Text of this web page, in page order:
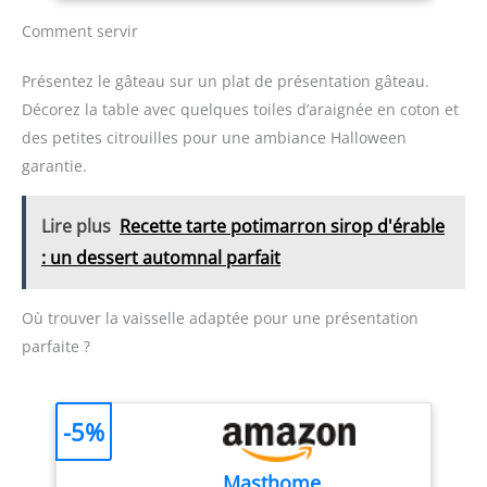
vos différents besoins de
cuisine, de cuisson et
d’agitation. Elle
deviendra votre aide
〖Silicone de qualité
alimentaire〗Le set de
sans BPA fabriqué à
excellente élasticité,
équilibre et flexibilité,
antiadhésif et résistant à
Comment servir
Présentez le gâteau sur un plat de présentation gâteau.
Décorez la table avec quelques toiles d’araignée en coton et
des petites citrouilles pour une ambiance Halloween
garantie.
Lire plus Recette tarte potimarron sirop d'érable
: un dessert automnal parfait
Où trouver la vaisselle adaptée pour une présentation
parfaite ?
-5%